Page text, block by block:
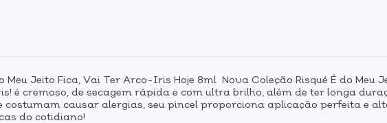
Jeito Fica, Vai Ter Arco-Iris Hoje 8ml Nova Coleção Risqué É do Meu
é cremoso, de secagem rápida e com ultra brilho, além de ter longa
causar alergias, seu pincel proporciona aplicação perfeita e
do cotidiano!